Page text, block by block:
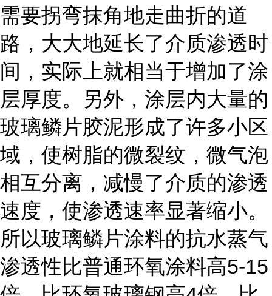
需要拐弯抹角地走曲折的道
路，大大地延长了介质渗透时
间，实际上就相当于增加了涂
层厚度。另外，涂层内大量的
玻璃鳞片胶泥形成了许多小区
域，使树脂的微裂纹，微气泡
相互分离，减慢了介质的渗透
速度，使渗透速率显著缩小。
所以玻璃鳞片涂料的抗水蒸气
渗透性比普通环氧涂料高5-15